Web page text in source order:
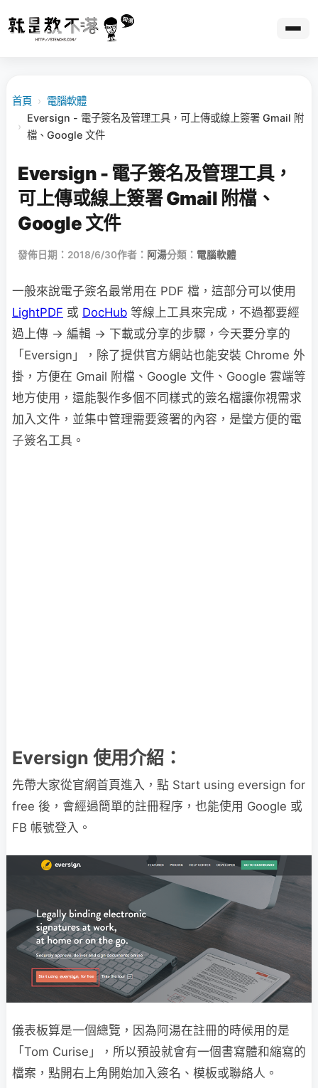
首頁 › 電腦軟體
›
Eversign - 電子簽名及管理工具，可上傳或線上簽署 Gmail 附
檔、Google 文件
Eversign - 電子簽名及管理工具，
可上傳或線上簽署 Gmail 附檔、
Google 文件
發佈日期：2018/6/30作者： 阿湯分類： 電腦軟體
一般來說電子簽名最常用在 PDF 檔，這部分可以使用
LightPDF 或 DocHub 等線上工具來完成，不過都要經
過上傳 → 編輯 → 下載或分享的步驟，今天要分享的
「Eversign」，除了提供官方網站也能安裝 Chrome 外
掛，方便在 Gmail 附檔、Google 文件、Google 雲端等
地方使用，還能製作多個不同樣式的簽名檔讓你視需求
加入文件，並集中管理需要簽署的內容，是蠻方便的電
子簽名工具。
Eversign 使用介紹：
先帶大家從官網首頁進入，點 Start using eversign for
free 後，會經過簡單的註冊程序，也能使用 Google 或
FB 帳號登入。
儀表板算是一個總覽，因為阿湯在註冊的時候用的是
「Tom Curise」，所以預設就會有一個書寫體和縮寫的
檔案，點開右上角開始加入簽名、模板或聯絡人。